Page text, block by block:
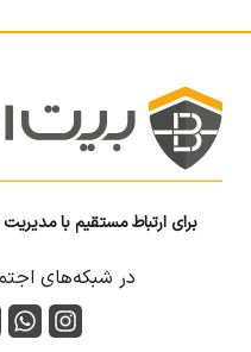
برای ارتباط مستقیم با
در شبکه‌های